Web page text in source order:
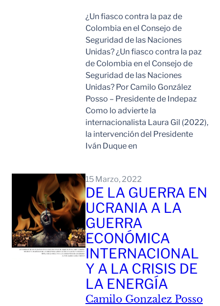
¿Un fiasco contra la paz de
Colombia en el Consejo de
Seguridad de las Naciones
Unidas? ¿Un fiasco contra la paz
de Colombia en el Consejo de
Seguridad de las Naciones
Unidas? Por Camilo González
Posso – Presidente de Indepaz
Como lo advierte la
internacionalista Laura Gil (2022),
la intervención del Presidente
Iván Duque en
15 Marzo, 2022
DE LA GUERRA EN
UCRANIA A LA
GUERRA
ECONÓMICA
INTERNACIONAL
Y A LA CRISIS DE
LA ENERGÍA
Camilo Gonzalez Posso